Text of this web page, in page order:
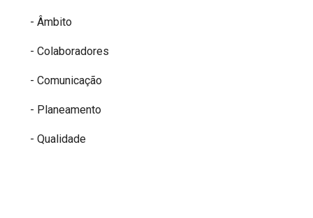
- Âmbito
- Colaboradores
- Comunicação
- Planeamento
- Qualidade